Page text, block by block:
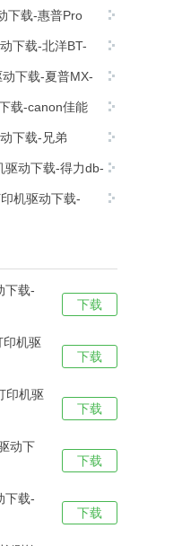
载
下载-惠普Pro
下载-北洋BT-
下载
下载-夏普MX-
官方版下载
载-canon佳能
下载-兄弟
载
驱动下载-得力db-
载
机驱动下载-
下载
下载-
脑版
下载
印机驱
打
下载
印机驱
官方版
下载
动下
驱动
下载
下载-
动电